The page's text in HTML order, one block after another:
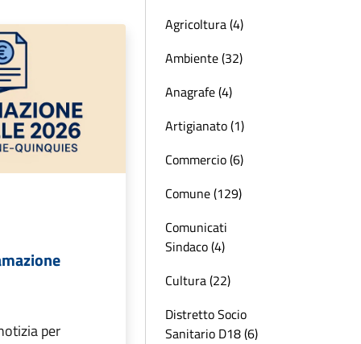
per
Agricoltura (4)
Ambiente (32)
Anagrafe (4)
Artigianato (1)
Commercio (6)
Comune (129)
Comunicati
Sindaco (4)
Cultura (22)
Distretto Socio
Sanitario D18 (6)